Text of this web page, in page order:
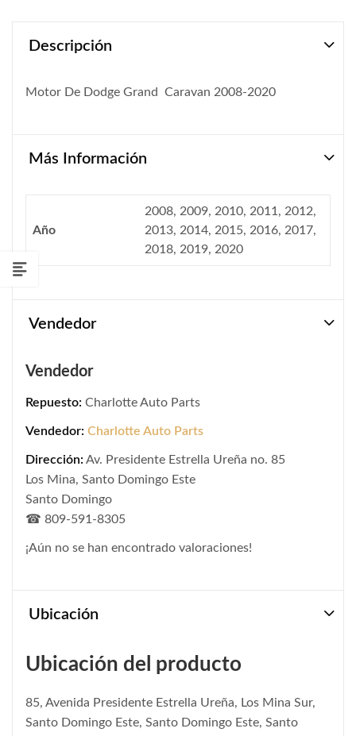
Descripción
Motor De Dodge Grand Caravan 2008-2020
Más Información
Año
2008, 2009, 2010, 2011, 2012,
2013, 2014, 2015, 2016, 2017,
2018, 2019, 2020
Vendedor
Vendedor
Repuesto: Charlotte Auto Parts
Vendedor: Charlotte Auto Parts
Dirección: Av. Presidente Estrella Ureña no. 85
Los Mina, Santo Domingo Este
Santo Domingo
☎ 809-591-8305
¡Aún no se han encontrado valoraciones!
Ubicación
Ubicación del producto
85, Avenida Presidente Estrella Ureña, Los Mina Sur,
Santo Domingo Este, Santo Domingo Este, Santo